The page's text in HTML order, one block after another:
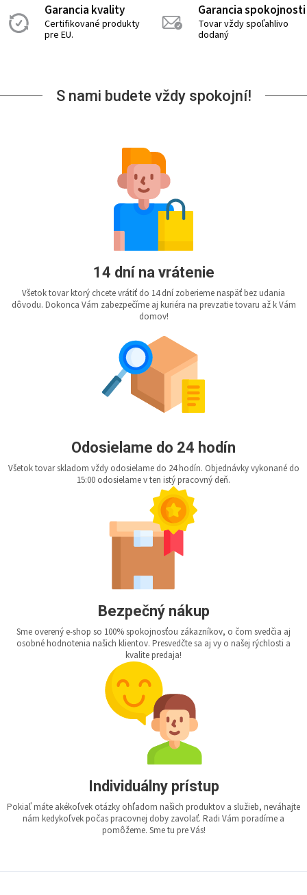
Garancia kvality
Certifikované produkty
pre EU.
Garancia spokojnosti
Tovar vždy spoľahlivo
dodaný
S nami budete vždy spokojní!
14 dní na vrátenie
Všetok tovar ktorý chcete vrátiť do 14 dní zoberieme naspäť bez udania
dôvodu. Dokonca Vám zabezpečíme aj kuriéra na prevzatie tovaru až k Vám
domov!
Odosielame do 24 hodín
Všetok tovar skladom vždy odosielame do 24 hodín. Objednávky vykonané do
15:00 odosielame v ten istý pracovný deň.
Bezpečný nákup
Sme overený e-shop so 100% spokojnosťou zákazníkov, o čom svedčia aj
osobné hodnotenia našich klientov. Presvedčte sa aj vy o našej rýchlosti a
kvalite predaja!
Individuálny prístup
Pokiaľ máte akékoľvek otázky ohľadom našich produktov a služieb, neváhajte
nám kedykoľvek počas pracovnej doby zavolať. Radi Vám poradíme a
pomôžeme. Sme tu pre Vás!